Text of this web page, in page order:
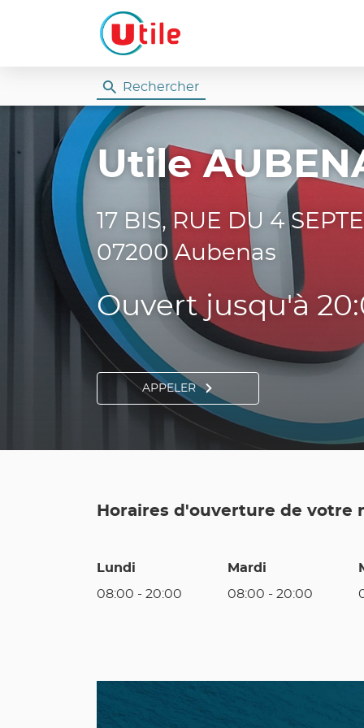
Rechercher
Utile
17 BIS, RUE DU 4
07200 Aubenas
Ouvert jusqu'à
APPELERAFFICHER
LE
NUMÉRO
DE
DU
AUBENAS
Horaires d'ouverture de votre
Lundi
08:00 - 20:00
Mardi
08:00 - 20:00